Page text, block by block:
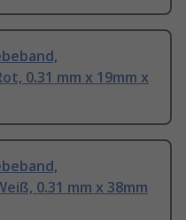
0.31 mm x 19mm x
0.31 mm x 38mm